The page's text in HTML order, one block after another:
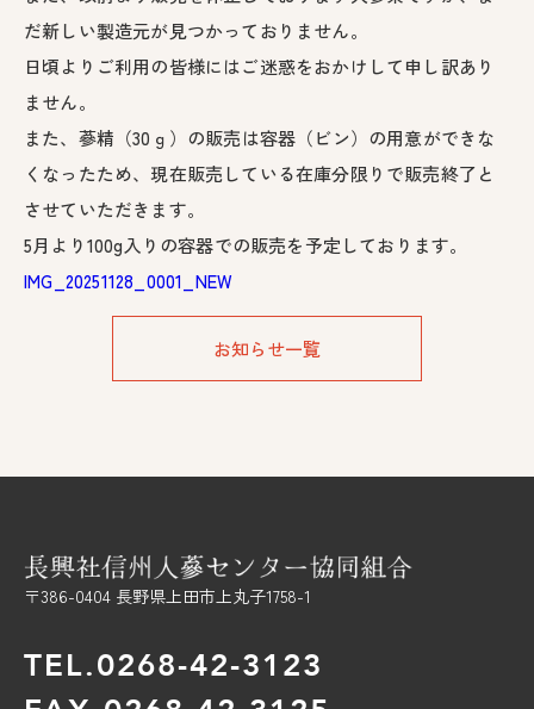
だ新しい製造元が見つかっておりません。
日頃よりご利用の皆様にはご迷惑をおかけして申し訳あり
ません。
また、蔘精（30ｇ）の販売は容器（ビン）の用意ができな
くなったため、現在販売している在庫分限りで販売終了と
させていただきます。
5月より100g入りの容器での販売を予定しております。
IMG_20251128_0001_NEW
お知らせ一覧
〒386-0404 長野県上田市上丸子1758-1
TEL.0268-42-3123